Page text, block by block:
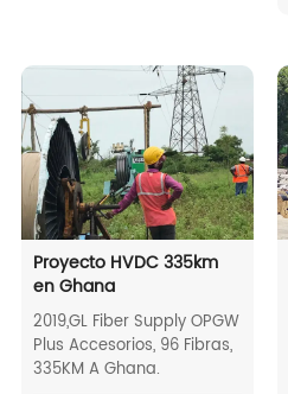
Proyecto HVDC 335km
en Ghana
2019,GL Fiber Supply OPGW
Plus Accesorios, 96 Fibras,
335KM A Ghana.